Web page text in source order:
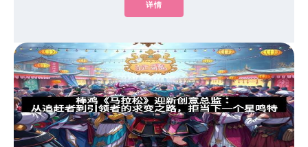
详情